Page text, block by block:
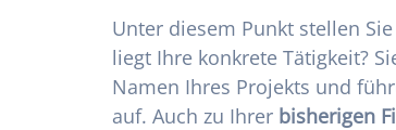
Unter diesem Punkt stellen
liegt Ihre konkrete Tätigkeit?
Namen Ihres Projekts und
auf. Auch zu Ihrer bisherigen